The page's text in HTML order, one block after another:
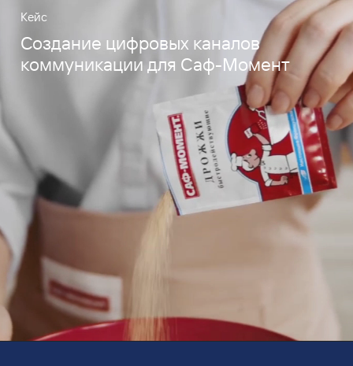
Кейс
Создание цифровых каналов
коммуникации для Саф-Момент